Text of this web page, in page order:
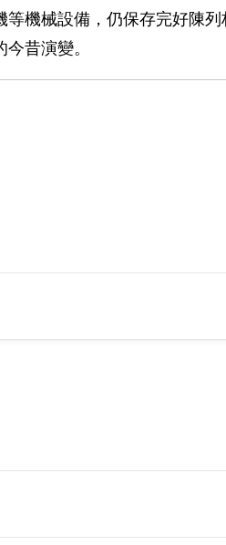
機械設備，仍保存完好陳
昔演變。